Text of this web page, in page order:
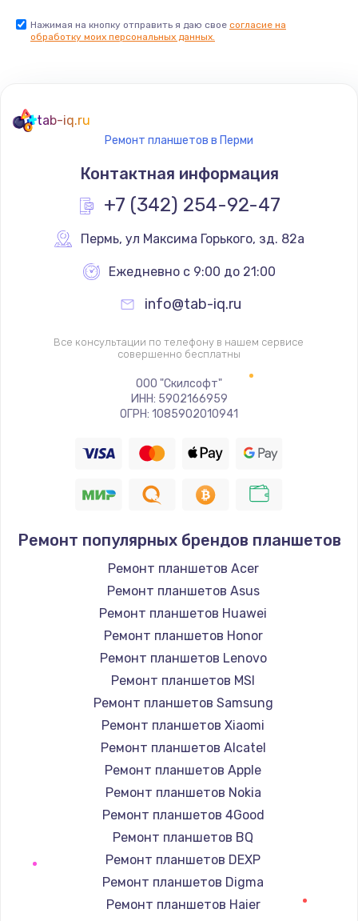
Заказать
1520 руб.
Заказать
Настройка BIOS
1195 руб.
Заказать
Настройка ОС
Заказать
Чистка от пыли
Заказать
Замена южного моста
2750 руб.
Заказать
Замена контроллера питания
1490 руб.
Заказать
Замена тачпада
1745 руб.
Заказать
Замена корпуса
890 руб.
Заказать
Нажимая на кнопку отправить я даю свое согласие на
обработку моих персональных данных.
tab-iq.ru
Ремонт планшетов в Перми
Контактная информация
+7 (342) 254-92-47
Пермь, ул Максима Горького, зд. 82а
Ежедневно с 9:00 до 21:00
info@tab-iq.ru
Все консультации по телефону в нашем сервисе
совершенно бесплатны
ООО "Скилсофт"
ИНН: 5902166959
ОГРН: 1085902010941
Ремонт популярных брендов планшетов
Ремонт планшетов Acer
Ремонт планшетов Asus
Ремонт планшетов Huawei
Ремонт планшетов Honor
Ремонт планшетов Lenovo
Ремонт планшетов MSI
Ремонт планшетов Samsung
Ремонт планшетов Xiaomi
Ремонт планшетов Alcatel
Ремонт планшетов Apple
Ремонт планшетов Nokia
Ремонт планшетов 4Good
Ремонт планшетов BQ
Ремонт планшетов DEXP
Ремонт планшетов Digma
Ремонт планшетов Haier